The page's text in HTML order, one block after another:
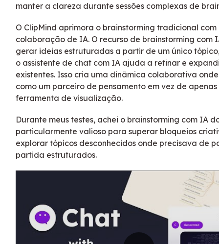
manter a clareza durante sessões complexas de
O ClipMind aprimora o brainstorming tradicional com
colaboração de IA. O recurso de brainstorming com
gerar ideias estruturadas a partir de um único
o assistente de chat com IA ajuda a refinar e
existentes. Isso cria uma dinâmica colaborativa
como um parceiro de pensamento em vez de
ferramenta de visualização.
Durante meus testes, achei o brainstorming com IA
particularmente valioso para superar bloqueios
explorar tópicos desconhecidos onde precisava de
partida estruturados.